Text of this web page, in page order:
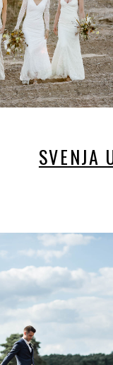
SVENJA